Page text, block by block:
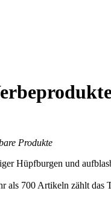
Produkte
Hüpfburgen und
700 Artikeln zählt das